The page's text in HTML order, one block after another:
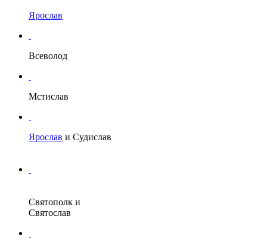
Ярослав
Всеволод
Мстислав
Ярослав и Судислав
Святополк и
Святослав